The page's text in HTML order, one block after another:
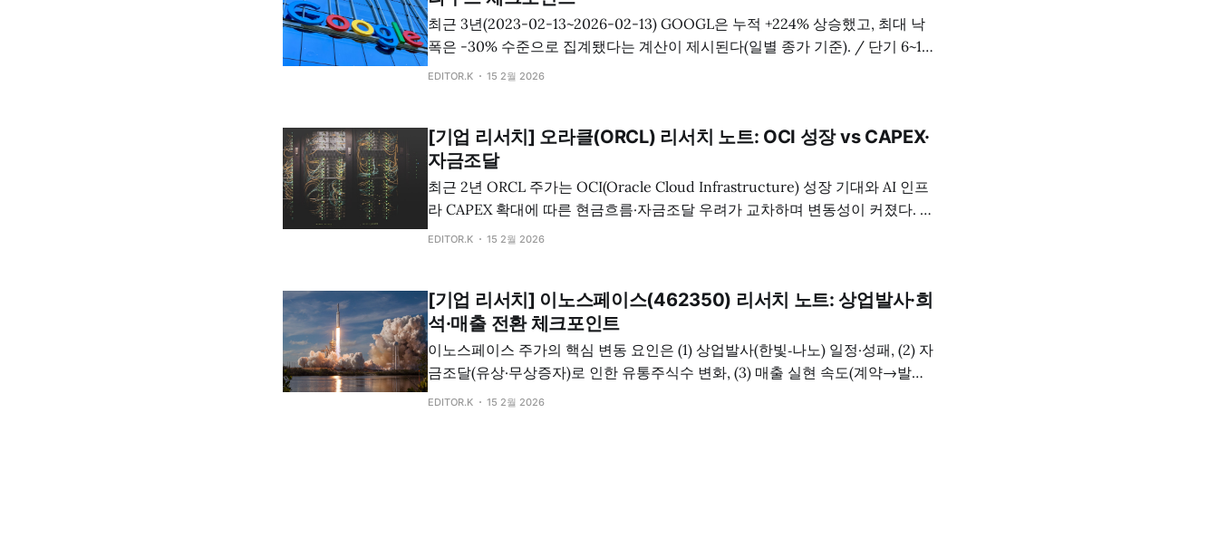
최근 3년(2023-02-13~2026-02-13) GOOGL은 누적 +224% 상승했고, 최대 낙
폭은 -30% 수준으로 집계됐다는 계산이 제시된다(일별 종가 기준). / 단기 6~12
개월의 관건은 2026년 CapEx 175~185B 가이던스가 단기 FCF와 밸류에이션(멀
EDITOR.K 15 2월 2026
[기업 리서치] 오라클(ORCL) 리서치 노트: OCI 성장 vs CAPEX·
자금조달
최근 2년 ORCL 주가는 OCI(Oracle Cloud Infrastructure) 성장 기대와 AI 인프
라 CAPEX 확대에 따른 현금흐름·자금조달 우려가 교차하며 변동성이 커졌다. /
2025년 9월 고점(52주 고점 345.72달러) 이후 2026년 2월 중순 160달러 내외까
EDITOR.K 15 2월 2026
[기업 리서치] 이노스페이스(462350) 리서치 노트: 상업발사·희
석·매출 전환 체크포인트
이노스페이스 주가의 핵심 변동 요인은 (1) 상업발사(한빛‑나노) 일정·성패, (2) 자
금조달(유상·무상증자)로 인한 유통주식수 변화, (3) 매출 실현 속도(계약→발사
→정산) 3가지로 정리된다. / 단기(향후 6개월)는 “발사 관련 결과/원인규명/재
EDITOR.K 15 2월 2026